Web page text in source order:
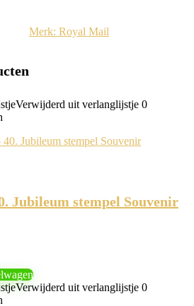
Merk: Royal Mail
Verwijderd uit verlanglijstje 0
Jubileum stempel Souvenir
Verwijderd uit verlanglijstje 0